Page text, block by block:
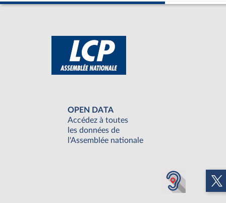
OPEN DATA
Accédez à toutes
les données de
l'Assemblée nationale